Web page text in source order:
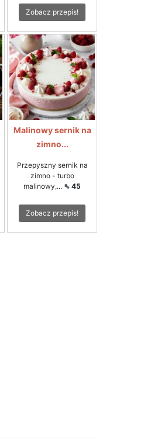
Zobacz przepis!
Malinowy sernik na
zimno...
Przepyszny sernik na
zimno - turbo
malinowy,... ⇖ 45
Zobacz przepis!